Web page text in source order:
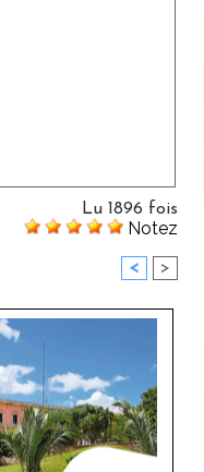
Lu 1896 fois
Notez
< >